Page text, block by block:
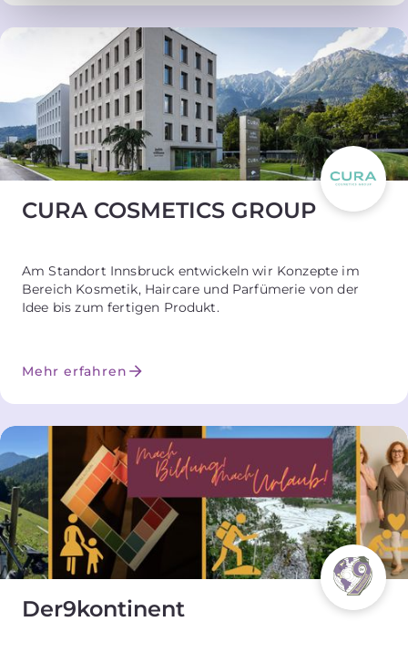
CURA COSMETICS GROUP
Am Standort Innsbruck entwickeln wir Konzepte im
Bereich Kosmetik, Haircare und Parfümerie von der
Idee bis zum fertigen Produkt.
Mehr erfahren
Der9kontinent